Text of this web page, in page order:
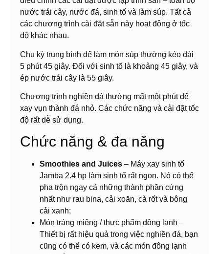
nước trái cây, nước đá, sinh tố và làm súp. Tất cả
các chương trình cài đặt sẵn này hoạt động ở tốc
độ khác nhau.
Chu kỳ trung bình để làm món súp thường kéo dài
5 phút 45 giây. Đối với sinh tố là khoảng 45 giây, và
ép nước trái cây là 55 giây.
Chương trình nghiền đá thường mất một phút để
xay vụn thành đá nhỏ. Các chức năng và cài đặt tốc
độ rất dễ sử dụng.
Chức năng & đa năng
Smoothies and Juices – Máy xay sinh tố
Jamba 2.4 hp làm sinh tố rất ngon. Nó có thể
pha trộn ngay cả những thành phần cứng
nhất như rau bina, cải xoăn, cà rốt và bông
cải xanh;
Món tráng miệng / thực phẩm đông lạnh –
Thiết bị rất hiệu quả trong việc nghiền đá, bạn
cũng có thể có kem, và các món đông lạnh